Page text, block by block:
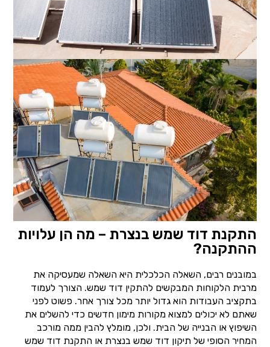
התקנת דוד שמש בנצרת – מה הן עלויות
ההתקנה?
במובנים רבים, השאלה הכלכלית היא השאלה שמעסיקה את
מרבית הלקוחות המבקשים להתקין דוד שמש. הצורך לעמוד
בתקציב העבודות הוא גדול יותר מכל צורך אחר. פשוט לפני
שאתם לא יכולים למצוא מקורות מימון חדשים כדי להשלים את
השיפוץ או הבנייה של הבית. ולכן, מומלץ להבין ממה מורכב
המחיר הסופי של תיקון דוד שמש בנצרת או התקנת דוד שמש